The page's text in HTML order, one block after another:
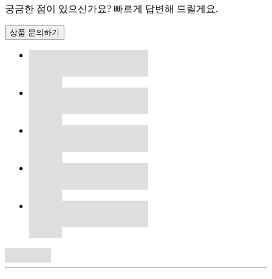
궁금한 점이 있으신가요? 빠르게 답변해 드릴게요.
상품 문의하기